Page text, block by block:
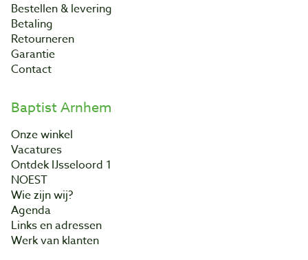
Bestellen & levering
Betaling
Retourneren
Garantie
Contact
Baptist Arnhem
Onze winkel
Vacatures
Ontdek IJsseloord 1
NOEST
Wie zijn wij?
Agenda
Links en adressen
Werk van klanten